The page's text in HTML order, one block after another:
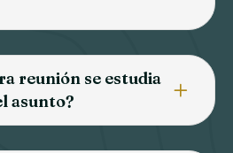
reunión se estudia
asunto?